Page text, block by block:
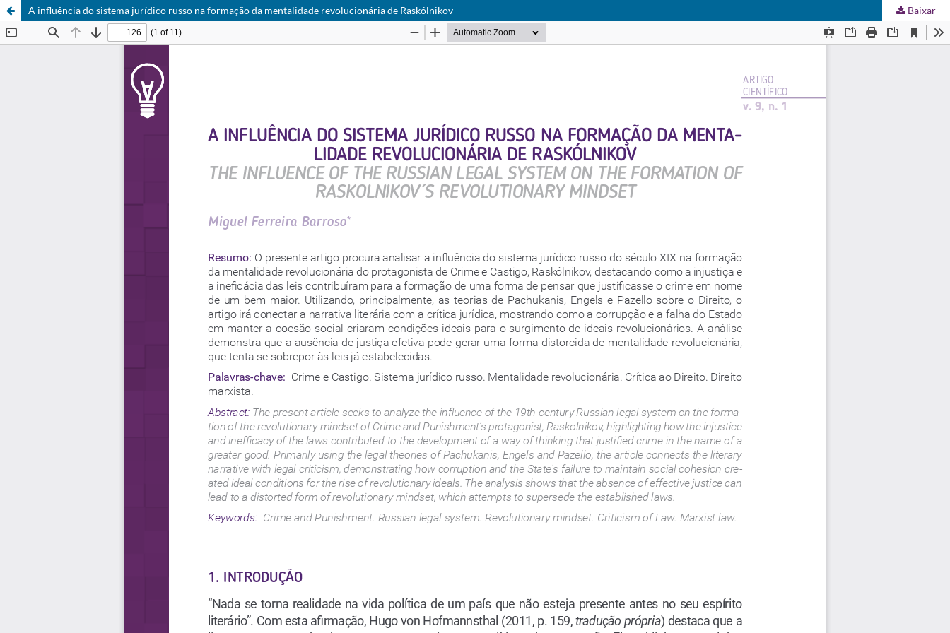
A influência do sistema jurídico russo na formação da mentalidade revolucionária de Raskólnikov Baixar